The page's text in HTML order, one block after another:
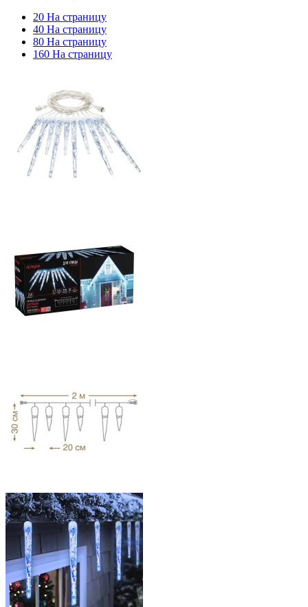
20 На страницу
40 На страницу
80 На страницу
160 На страницу